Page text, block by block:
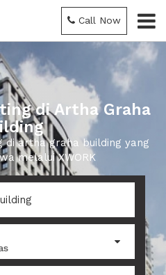
Call Now
di Artha Graha
di artha graha building yang
melalui XWORK